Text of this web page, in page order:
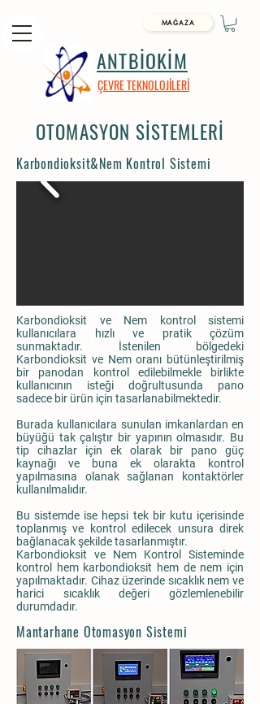
ANTBİOKİM
ÇEVRE TEKNOLOJİLERİ
MAĞAZA
OTOMASYON SİSTEMLERİ
Karbondioksit&Nem Kontrol Sistemi
Karbondioksit ve Nem kontrol sistemi
kullanıcılara hızlı ve pratik çözüm
sunmaktadır. İstenilen bölgedeki
Karbondioksit ve Nem oranı bütünleştirilmiş
bir panodan kontrol edilebilmekle birlikte
kullanıcının isteği doğrultusunda pano
sadece bir ürün için tasarlanabilmektedir.
Burada kullanıcılara sunulan imkanlardan en
büyüğü tak çalıştır bir yapının olmasıdır. Bu
tip cihazlar için ek olarak bir pano güç
kaynağı ve buna ek olarakta kontrol
yapılmasına olanak sağlanan kontaktörler
kullanılmalıdır.
Bu sistemde ise hepsi tek bir kutu içerisinde
toplanmış ve kontrol edilecek unsura direk
bağlanacak şekilde tasarlanmıştır.
Karbondioksit ve Nem Kontrol Sisteminde
kontrol hem karbondioksit hem de nem için
yapılmaktadır. Cihaz üzerinde sıcaklık nem ve
harici sıcaklık değeri gözlemlenebilir
durumdadır.
Mantarhane Otomasyon Sistemi